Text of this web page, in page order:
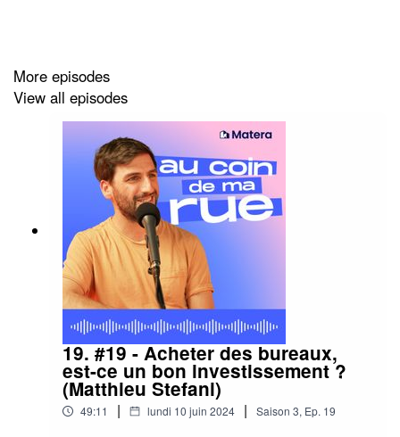
sur votre plateforme d’écoute.
Bonne écoute 🙂
#AuCoindeMaRue #investissement #investir
#devenirproprietaire #proprietaire #immobilier
#achatimmobilier #parking #devenirriche
#educationfinanciere
More episodes
View all episodes
19. #19 - Acheter des bureaux,
est-ce un bon investissement ?
(Matthieu Stefani)
49:11 | lundi 10 juin 2024 | Saison 3, Ep. 19